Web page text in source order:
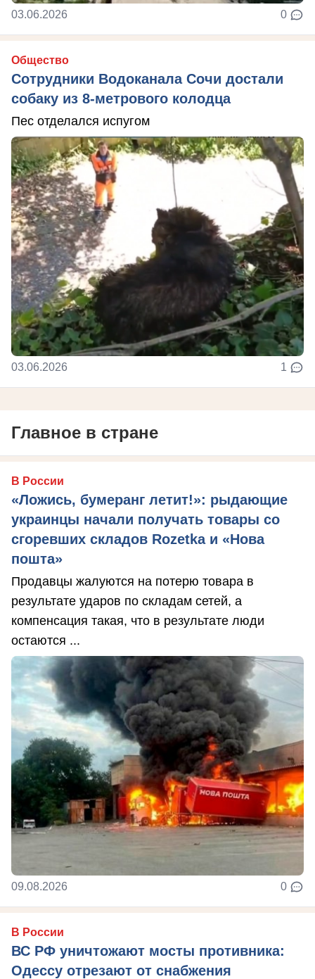
03.06.2026 0
Общество
Сотрудники Водоканала Сочи достали
собаку из 8-метрового колодца
Пес отделался испугом
03.06.2026 1
Главное в стране
В России
«Ложись, бумеранг летит!»: рыдающие
украинцы начали получать товары со
сгоревших складов Rozetka и «Нова
пошта»
Продавцы жалуются на потерю товара в
результате ударов по складам сетей, а
компенсация такая, что в результате люди
остаются ...
09.08.2026 0
В России
ВС РФ уничтожают мосты противника:
Одессу отрезают от снабжения